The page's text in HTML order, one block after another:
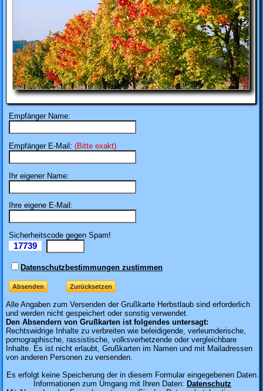
Empfänger Name:
Empfänger E-Mail: (Bitte exakt)
Ihr eigener Name:
Ihre eigene E-Mail:
Sicherheitscode gegen Spam!
17739
Datenschutzbestimmungen zustimmen
Alle Angaben zum Versenden der Grußkarte Herbstlaub sind erforderlich
und werden nicht gespeichert oder sonstig verwendet.
Den Absendern von Grußkarten ist folgendes untersagt:
Rechtswidrige Inhalte zu verbreiten wie beleidigende, verleumderische,
pornographische, rassistische, volksverhetzende oder vergleichbare
Inhalte. Es ist nicht erlaubt, Grußkarten im Namen und mit Mailadressen
von anderen Personen zu versenden.
Es erfolgt keine Speicherung der in diesem Formular eingegebenen Daten.
Informationen zum Umgang mit Ihren Daten: Datenschutz